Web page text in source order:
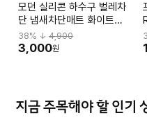
모던 실리콘 하수구 벌레차
단 냄새차단매트 화이트
MNA000002
38% ↓ 4,900
3,000원
지금 주목해야 할 인기